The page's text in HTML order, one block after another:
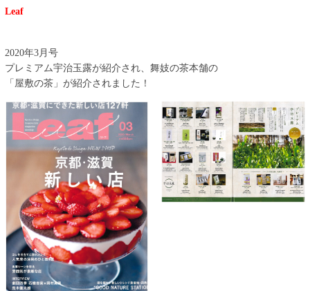
Leaf
2020年3月号
プレミアム宇治玉露が紹介され、舞妓の茶本舗の
「屋敷の茶」が紹介されました！